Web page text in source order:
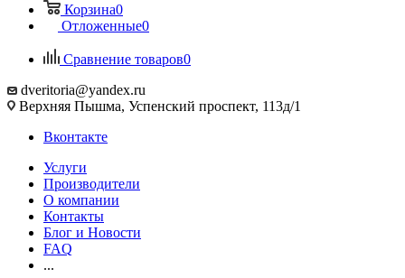
Корзина0
Отложенные0
Сравнение товаров0
dveritoria@yandex.ru
Верхняя Пышма, Успенский проспект, 113д/1
Вконтакте
Услуги
Производители
О компании
Контакты
Блог и Новости
FAQ
...